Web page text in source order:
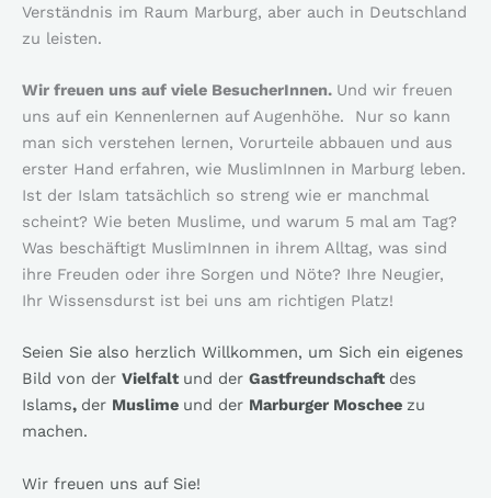
Verständnis im Raum Marburg, aber auch in Deutschland
zu leisten.
Wir freuen uns auf viele BesucherInnen. Und wir freuen
uns auf ein Kennenlernen auf Augenhöhe. Nur so kann
man sich verstehen lernen, Vorurteile abbauen und aus
erster Hand erfahren, wie MuslimInnen in Marburg leben.
Ist der Islam tatsächlich so streng wie er manchmal
scheint? Wie beten Muslime, und warum 5 mal am Tag?
Was beschäftigt MuslimInnen in ihrem Alltag, was sind
ihre Freuden oder ihre Sorgen und Nöte? Ihre Neugier,
Ihr Wissensdurst ist bei uns am richtigen Platz!
Seien Sie also herzlich Willkommen, um Sich ein eigenes
Bild von der Vielfalt und der Gastfreundschaft des
Islams, der Muslime und der Marburger Moschee zu
machen.
Wir freuen uns auf Sie!